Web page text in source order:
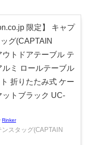
限定】 キャプ
グ(CAPTAIN
ウトドアテーブル テ
ルミ ロールテーブル
折りたたみ式 ケー
ットブラック UC-
Rinker
ンスタッグ(CAPTAIN